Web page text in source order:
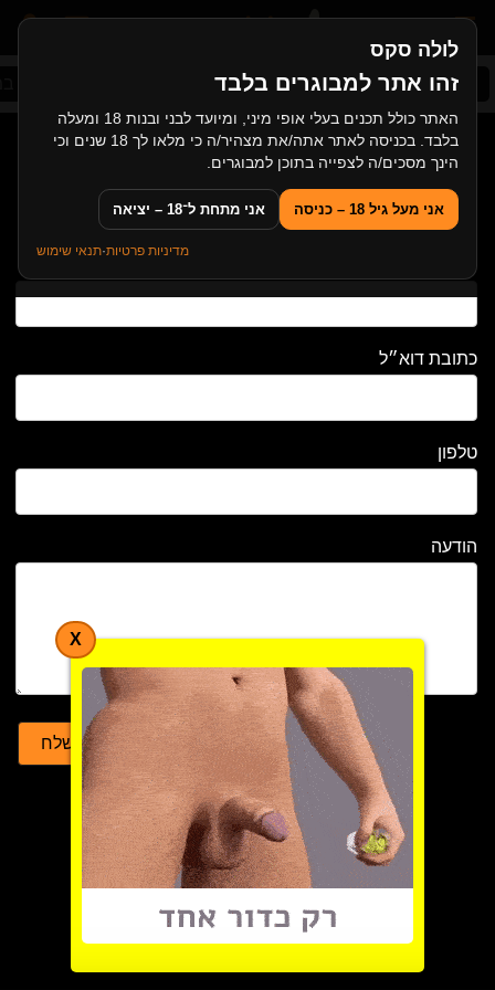
לולה סקס
זהו אתר למבוגרים בלבד
האתר כולל תכנים בעלי אופי מיני, ומיועד לבני ובנות 18 ומעלה
בלבד. בכניסה לאתר אתה/את מצהיר/ה כי מלאו לך 18 שנים וכי
הינך מסכים/ה לצפייה בתוכן למבוגרים.
אני מעל גיל 18 – כניסה אני מתחת ל־18 – יציאה
מדיניות פרטיות·תנאי שימוש
סקס ישראלי סקס אמא ובן
צור קשר
ליצירת קשר בכל נושא אנא מלא את הפרטים שלך.
כתובת דוא״ל
טלפון
הודעה
שלח
X